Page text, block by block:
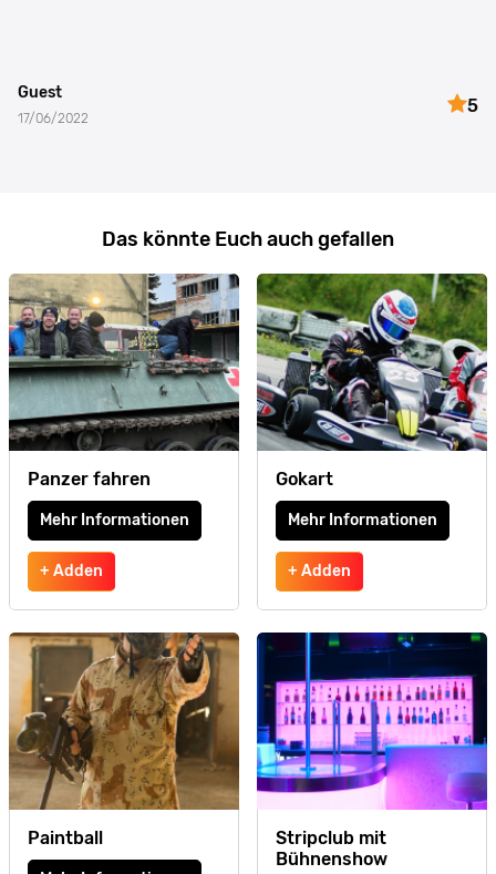
Guest
17/06/2022
5
Das könnte Euch auch gefallen
Panzer fahren
Mehr Informationen
+ Adden
Gokart
Mehr Informationen
+ Adden
Paintball
Stripclub mit
Bühnenshow